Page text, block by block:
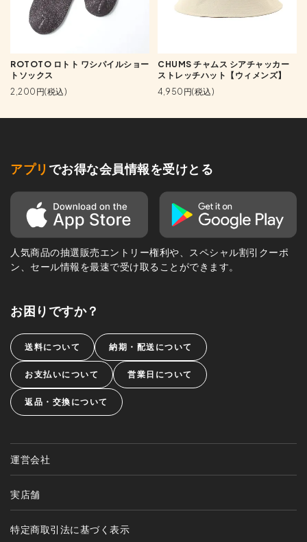
ROTOTO ロトト ワシパイルショー
トソックス
2,200円(税込)
CHUMS チャムス シアチャッカー
ストレッチハット【ウィメンズ】
4,950円(税込)
アプリ でお得な会員情報を受けとる
人気商品の抽選販売エントリー権利や、スペシャル割引クーポ
ン、セール情報を最速で受け取ることができます。
お困りですか？
送料について 納期・配送について
お支払いについて 営業日について
返品・交換について
運営会社
実店舗
特定商取引法に基づく表示